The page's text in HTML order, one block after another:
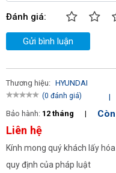
Đánh giá:
Gửi bình luận
Thương hiệu: HYUNDAI
(0 đánh giá) |
Bảo hành: 12 tháng |
Liên hệ
Kính mong quý khách lấy
quy định của pháp luật